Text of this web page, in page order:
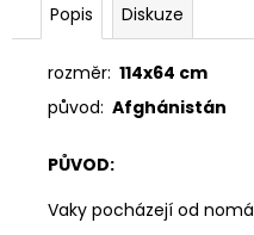
Popis Diskuze
rozměr: 114x64 cm
původ: Afghánistán
PŮVOD:
Vaky pocházejí od
m
CUP
(50ML)